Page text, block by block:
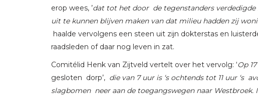
erop wees, ’dat tot het door de tegenstanders
uit te kunnen blijven maken van dat milieu hadden zij
haalde vervolgens een steen uit zijn dokterstas en
raadsleden of daar nog leven in zat.
Comitélid Henk van Zijtveld vertelt over het vervolg: ‘Op
gesloten dorp’, die van 7 uur is ‘s ochtends tot 11 uur ‘s
slagbomen neer aan de toegangswegen naar